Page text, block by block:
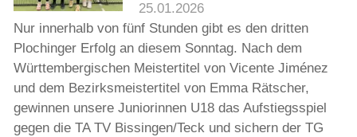
Gaststätte
25.01.2026
Nur innerhalb von fünf Stunden gibt es den dritten
Plochinger Erfolg an diesem Sonntag. Nach dem
Württembergischen Meistertitel von Vicente Jiménez
und dem Bezirksmeistertitel von Emma Rätscher,
gewinnen unsere Juniorinnen U18 das Aufstiegsspiel
gegen die TA TV Bissingen/Teck und sichern der TG